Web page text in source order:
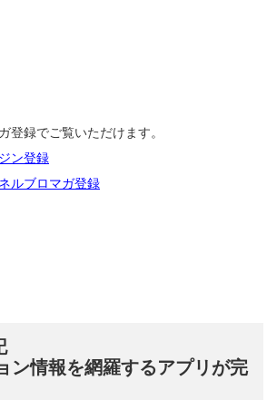
登録でご覧いただけます。
ン登録
ルブロマガ登録
ン情報を網羅するアプリが完